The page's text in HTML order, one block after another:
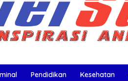
Pendidikan Kesehatan